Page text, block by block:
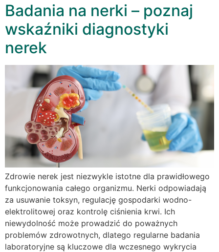
Badania na nerki – poznaj
wskaźniki diagnostyki
nerek
Zdrowie nerek jest niezwykle istotne dla prawidłowego
funkcjonowania całego organizmu. Nerki odpowiadają
za usuwanie toksyn, regulację gospodarki wodno-
elektrolitowej oraz kontrolę ciśnienia krwi. Ich
niewydolność może prowadzić do poważnych
problemów zdrowotnych, dlatego regularne badania
laboratoryjne są kluczowe dla wczesnego wykrycia